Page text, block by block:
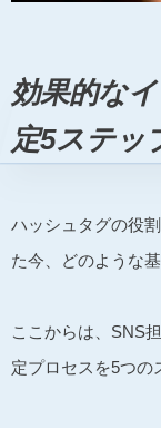
効果的な
定5ステッ
ハッシュタグの役
た今、どのような
ここからは、SNS
定プロセスを5つの